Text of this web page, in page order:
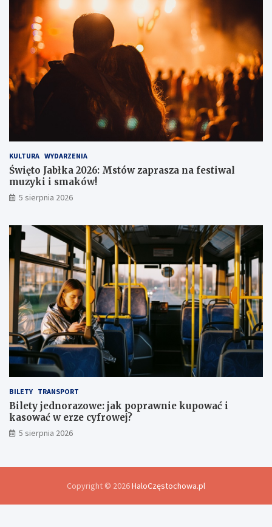
i
z
u
KULTURA WYDARZENIA
Święto Jabłka 2026: Mstów zaprasza na festiwal
muzyki i smaków!
5 sierpnia 2026
BILETY TRANSPORT
Bilety jednorazowe: jak poprawnie kupować i
kasować w erze cyfrowej?
5 sierpnia 2026
Copyright © 2026HaloCzęstochowa.pl